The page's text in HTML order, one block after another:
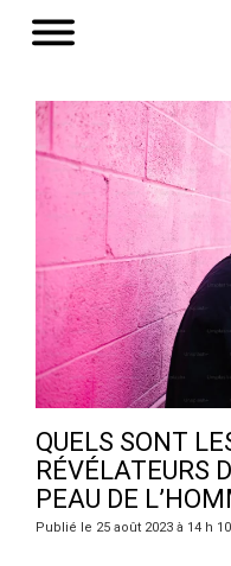
QUELS SONT
RÉVÉLATEURS
PEAU DE
Publié le 25 août 2023 à 14 h